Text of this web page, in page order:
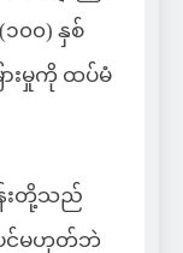
၀၀) နှစ်
းမှုကို ထပ်မံ
န်းတို့သည်
စ်ပင်မဟုတ်ဘဲ